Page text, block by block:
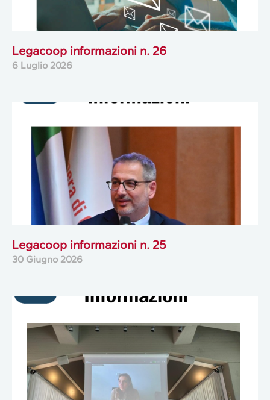
Legacoop informazioni n. 26
6 Luglio 2026
Legacoop informazioni n. 25
30 Giugno 2026